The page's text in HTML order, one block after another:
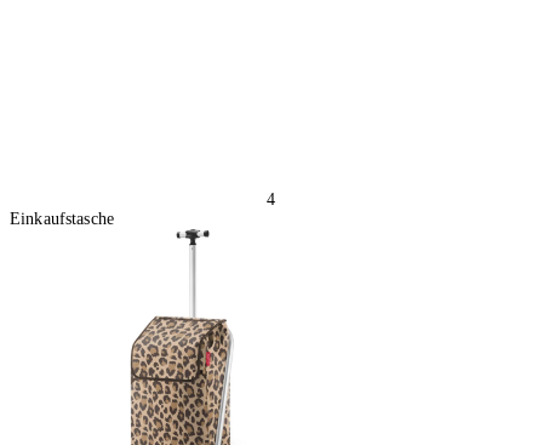
4
Einkaufstasche